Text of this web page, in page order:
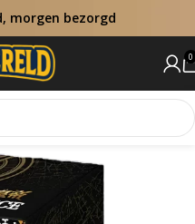
morgen bezorgd
0